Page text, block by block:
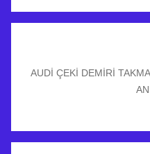
AUDİ ÇEKİ DEMİRİ